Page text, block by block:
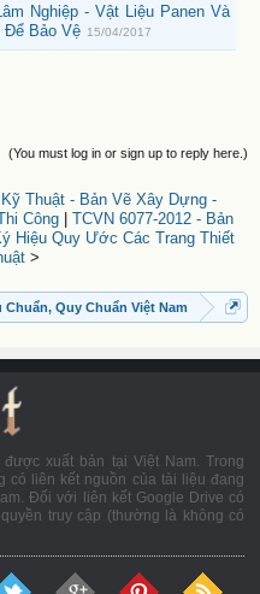
Nghiệp - Vật Liệu Panen Và
Để Bảo Vệ 15/04/2017
(You must log in or sign up to reply here.)
Thuật - Bản Vẽ Xây Dựng -
Công
TCVN 6077-2012 - Bản
Hiệu Quy Ước Các Trang Thiết
>
Chuẩn, Quy Chuẩn Việt Nam
xuất bản tại Việt Nam. Trong
có liên kết nguồn của tài liệu đang
Đối với liên kết Google Drive có
truy cập (thường là không có